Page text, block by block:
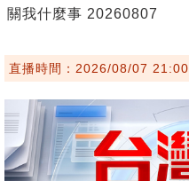
關我什麼事 20260807
直播時間：2026/08/07 21:00